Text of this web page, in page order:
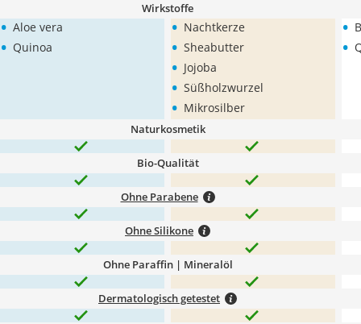
Wirkstoffe
• Aloe vera
• Quinoa
• Nachtkerze
• Sheabutter
• Jojoba
• Süßholzwurzel
• Mikrosilber
•
•
Naturkosmetik
Bio-Qualität
Ohne Parabene
Ohne Silikone
Ohne Paraffin | Mineralöl
Dermatologisch getestet